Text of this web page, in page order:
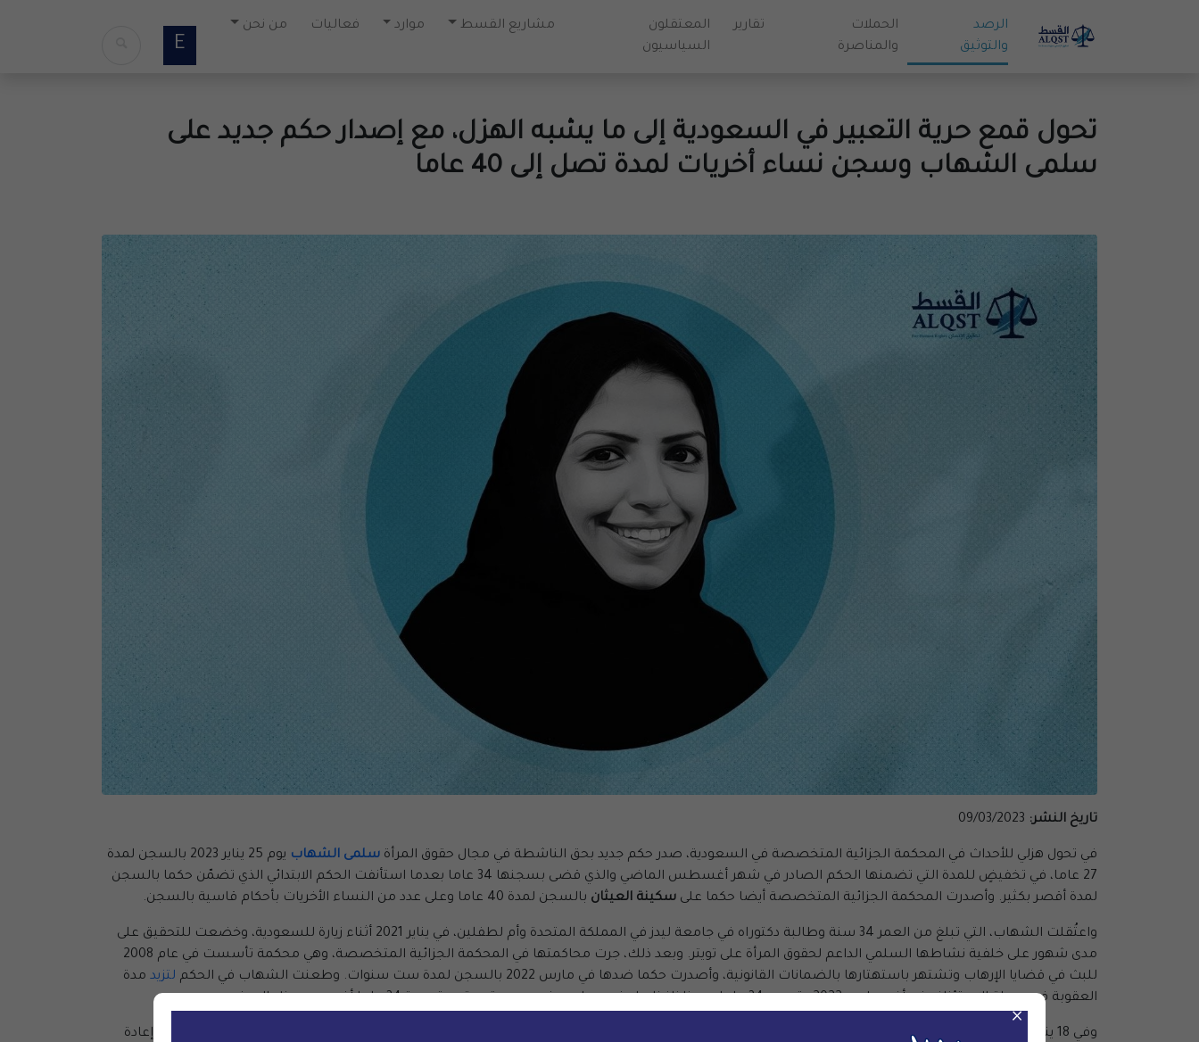
الرصد
والتوثيق
الحملات
والمناصرة
تقارير
المعتقلون
السياسيون
مشاريع القسط موارد فعاليات من نحن
E
تحول قمع حرية التعبير في السعودية إلى ما يشبه الهزل، مع إصدار حكم جديد على
سلمى الشهاب وسجن نساء أخريات لمدة تصل إلى 40 عاما
تاريخ النشر:
في تحول هزلي للأحداث في المحكمة الجزائية المتخصصة في السعودية، صدر حكم جديد بحق الناشطة في مجال حقوق المرأة سلمى الشهاب
يوم 25 يناير 2023 بالسجن لمدة
27 عاما، في تخفيضٍ للمدة التي تضمنها الحكم الصادر في شهر أغسطس الماضي والذي قضى بسجنها 34 عاما بعدما استأنفت الحكم الابتدائي الذي تضمّن حكما بالسجن
لمدة أقصر بكثير. وأصدرت المحكمة الجزائية المتخصصة أيضا حكما على سكينة العيثان بالسجن لمدة 40 عاما وعلى عدد من النساء الأخريات بأحكام قاسية بالسجن.
واعتُقلت الشهاب، التي تبلغ من العمر 34 سنة وطالبة دكتوراه في جامعة ليدز في المملكة المتحدة وأم لطفلين، في يناير 2021 أثناء زيارة للسعودية، وخضعت للتحقيق على
مدى شهور على خلفية نشاطها السلمي الداعم لحقوق المرأة على تويتر. وبعد ذلك، جرت محاكمتها في المحكمة الجزائية المتخصصة، وهي محكمة تأسست في عام 2008
للبث في قضايا الإرهاب وتشتهر باستهتارها بالضمانات القانونية، وأصدرت حكما ضدها في مارس 2022 بالسجن لمدة ست سنوات. وطعنت الشهاب في الحكم
لتزيد مدة
العقوبة في مرحلة الاستئناف في أغسطس 2022 وتصبح 34 عاما سجنا نافذا على نحو صادم وغير مسبوق، متبوعة بمدة 34 عاما أخرى من حظر السفر.
وفي 18 يناير 2023، أسقطت المحكمة العليا الحكم الصادر عن محكمة الاستئناف وأحالت القضية مرة أخرى إلى المحكمة الجزائية المتخصصة لإعادة المحاكمة. وأثناء إعادة
×